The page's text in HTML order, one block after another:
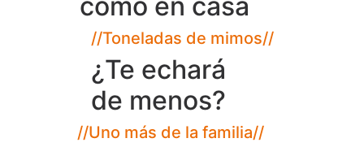
//Toneladas de mimos//
¿Te echará
de menos?
//Uno más de la familia//